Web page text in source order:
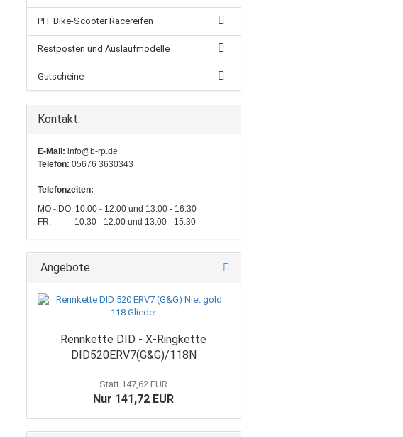
PIT Bike-Scooter Racereifen
Restposten und Auslaufmodelle
Gutscheine
Kontakt:
E-Mail: info@b-rp.de
Telefon: 05676 3630343
Telefonzeiten:
MO - DO: 10:00 - 12:00 und 13:00 - 16:30
FR: 10:30 - 12:00 und 13:00 - 15:30
Angebote
Rennkette DID - X-Ringkette
DID520ERV7(G&G)/118N
Statt 147,62 EUR
Nur 141,72 EUR